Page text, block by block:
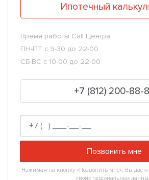
Ипотечный
Время работы Call Центра:
ПН-ПТ с 9-30 до 22-00
СБ-ВС с 10-00 до 22-00
+7 (812) 200-88-
Позвонить мне
Нажимая на кнопку «Позвонить мне», Вы даете
своих персональных